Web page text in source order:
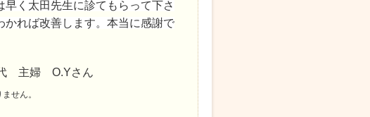
早く太田先生に診てもらって下さ
かれば改善します。本当に感謝で
主婦 O.Yさん
せん。